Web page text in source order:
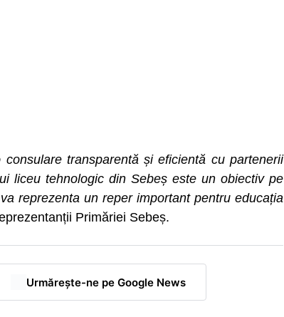
transparentă și eficientă cu partenerii
liceu tehnologic din Sebeș este un obiectiv pe
reprezenta un reper important pentru educația
Primăriei Sebeș.
Urmărește-ne pe Google News